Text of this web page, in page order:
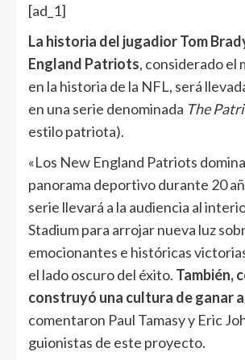
[ad_1]
La historia del jugadior Tom
England Patriots, considerado el
en la historia de la NFL, será
en una serie denominada The
estilo patriota).
«Los New England Patriots
panorama deportivo durante 20
serie llevará a la audiencia al
Stadium para arrojar nueva luz
emocionantes e históricas
el lado oscuro del éxito. También,
construyó una cultura de ganar
comentaron Paul Tamasy y Eric
guionistas de este proyecto.